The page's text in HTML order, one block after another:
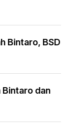
Bintaro, BSD
dan